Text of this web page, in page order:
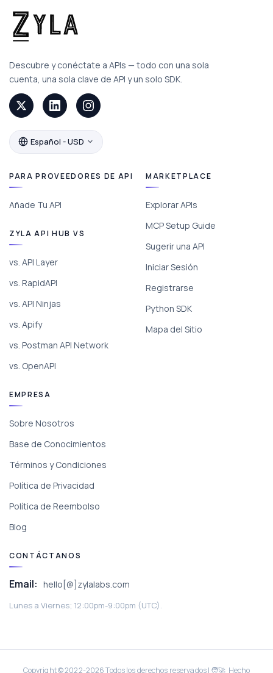
Descubre y conéctate a APIs — todo con una sola
cuenta, una sola clave de API y un solo SDK.
Español - USD
PARA PROVEEDORES DE API
Añade Tu API
ZYLA API HUB VS
vs. API Layer
vs. RapidAPI
vs. API Ninjas
vs. Apify
vs. Postman API Network
vs. OpenAPI
MARKETPLACE
Explorar APIs
MCP Setup Guide
Sugerir una API
Iniciar Sesión
Registrarse
Python SDK
Mapa del Sitio
EMPRESA
Sobre Nosotros
Base de Conocimientos
Términos y Condiciones
Política de Privacidad
Política de Reembolso
Blog
CONTÁCTANOS
Email: hello[@]zylalabs.com
Lunes a Viernes; 12:00pm-9:00pm (UTC).
Copyright © 2022-2026Todos los derechos reservados | 🧑‍🚀 Hecho